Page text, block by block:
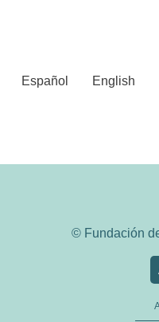
Español English
© Fundación